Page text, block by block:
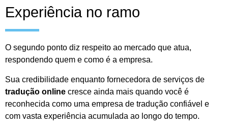
Experiência no ramo
O segundo ponto diz respeito ao mercado que atua,
respondendo quem e como é a empresa.
Sua credibilidade enquanto fornecedora de serviços de
tradução online cresce ainda mais quando você é
reconhecida como uma empresa de tradução confiável e
com vasta experiência acumulada ao longo do tempo.